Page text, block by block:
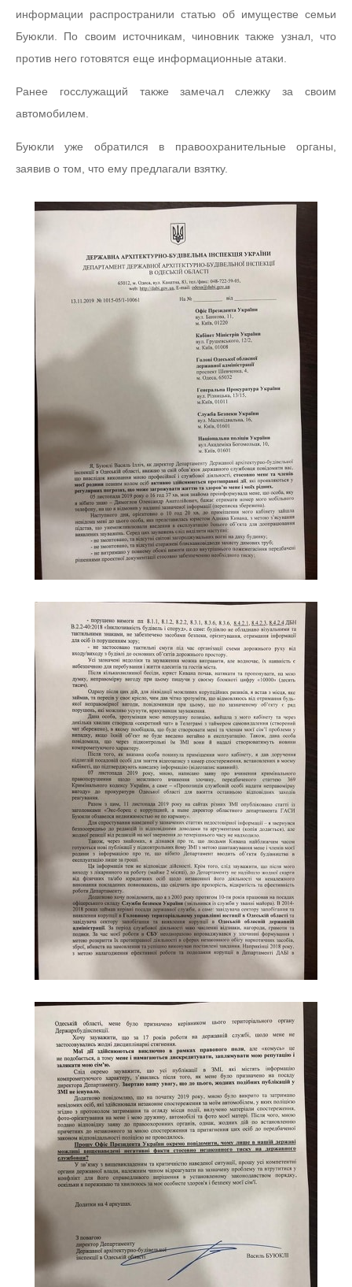
информации распространили статью об имуществе семьи
Буюкли. По своим источникам, чиновник также узнал, что
против него готовятся еще информационные атаки.
Ранее госслужащий также замечал слежку за своим
автомобилем.
Буюкли уже обратился в правоохранительные органы,
заявив о том, что ему предлагали взятку.